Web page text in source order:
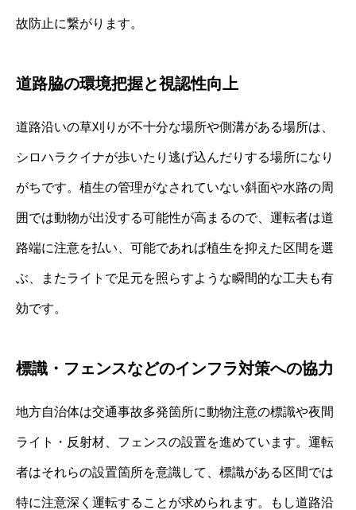
故防止に繋がります。
道路脇の環境把握と視認性向上
道路沿いの草刈りが不十分な場所や側溝がある場所は、
シロハラクイナが歩いたり逃げ込んだりする場所になり
がちです。植生の管理がなされていない斜面や水路の周
囲では動物が出没する可能性が高まるので、運転者は道
路端に注意を払い、可能であれば植生を抑えた区間を選
ぶ、またライトで足元を照らすような瞬間的な工夫も有
効です。
標識・フェンスなどのインフラ対策への協力
地方自治体は交通事故多発箇所に動物注意の標識や夜間
ライト・反射材、フェンスの設置を進めています。運転
者はそれらの設置箇所を意識して、標識がある区間では
特に注意深く運転することが求められます。もし道路沿